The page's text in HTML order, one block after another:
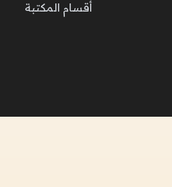
أقسام المكتبة